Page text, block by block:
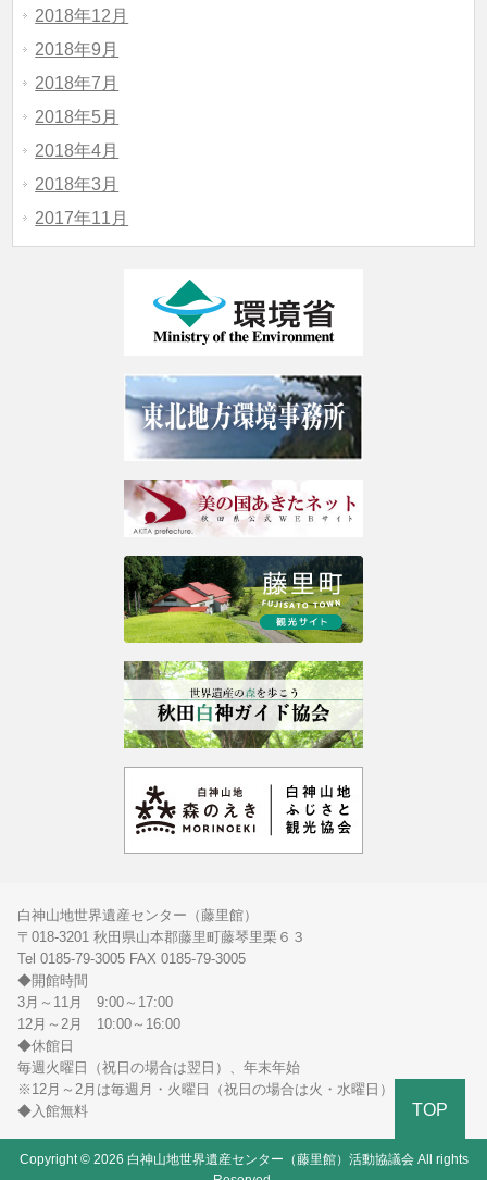
2018年12月
2018年9月
2018年7月
2018年5月
2018年4月
2018年3月
2017年11月
白神山地世界遺産センター（藤里館）
〒018-3201 秋田県山本郡藤里町藤琴里栗６３
Tel 0185-79-3005 FAX 0185-79-3005
◆開館時間
3月～11月 9:00～17:00
12月～2月 10:00～16:00
◆休館日
毎週火曜日（祝日の場合は翌日）、年末年始
※12月～2月は毎週月・火曜日（祝日の場合は火・水曜日）
◆入館無料
TOP
Copyright © 2026 白神山地世界遺産センター（藤里館）活動協議会 All rights